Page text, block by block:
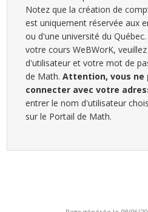
Notez que la création de
est uniquement réservée aux
ou d'une université du
votre cours WeBWorK,
d'utilisateur et votre mot de
de Math.Attention, vous ne
connecter avec votre
entrer le nom d'utilisateur
sur le Portail de Math.